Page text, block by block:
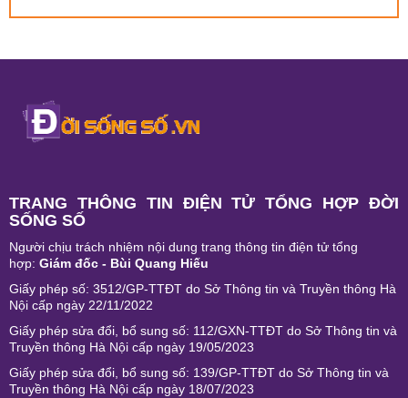
TRANG THÔNG TIN ĐIỆN TỬ TỔNG HỢP ĐỜI
SỐNG SỐ
Người chịu trách nhiệm nội dung trang thông tin điện tử tổng
hợp: Giám đốc - Bùi Quang Hiếu
Giấy phép số: 3512/GP-TTĐT do Sở Thông tin và Truyền thông Hà
Nội cấp ngày 22/11/2022
Giấy phép sửa đổi, bổ sung số: 112/GXN-TTĐT do Sở Thông tin và
Truyền thông Hà Nội cấp ngày 19/05/2023
Giấy phép sửa đổi, bổ sung số: 139/GP-TTĐT do Sở Thông tin và
Truyền thông Hà Nội cấp ngày 18/07/2023